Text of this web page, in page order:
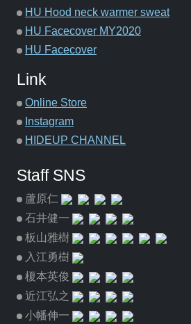
HU Hood neck warmer sweat
HU Facecover MY2020
HU Facecover
Link
Online Store
Instagram
HIDEUP CHANNEL
Staff SNS
蘆原仁
石井健一
板山雅樹
入江勇樹
榎本英俊
近江弘之
小幡伸一